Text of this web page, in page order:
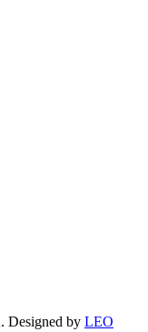
Designed by LEO